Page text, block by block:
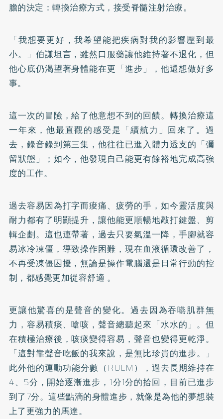
膽的決定：轉換治療方式，接受脊髓注射治療。
「我想要更好，我希望能把疾病對我的影響壓到最
小。」伯謙坦言，雖然口服藥讓他維持著不退化，但
他心底仍渴望著身體能在更「進步」，他還想做好多
事。
這一次的冒險，給了他意想不到的回饋。轉換治療這
一年來，他最直觀的感受是「續航力」回來了。過
去，錄音錄到第三集，他往往已進入體力透支的「彌
留狀態」；如今，他發現自己能更有餘裕地完成高強
度的工作。
過去容易因為打字而痠痛、疲勞的手，如今靈活度與
耐力都有了明顯提升，讓他能更順暢地敲打鍵盤、剪
輯企劃。這也連帶著，過去只要氣溫一降，手腳就容
易冰冷凍僵，導致操作困難，現在血液循環改善了，
不再受凍僵困擾，無論是操作電腦還是日常行動的控
制，都感覺更加從容舒適 。
更讓他驚喜的是聲音的變化。過去因為吞嚥肌群無
力，容易積痰、嗆咳，聲音總聽起來「水水的」。但
在積極治療後，咳痰變得容易，聲音也變得更乾淨。
「這對靠聲音吃飯的我來說，是無比珍貴的進步。」
此外他的運動功能分數（RULM），過去長期維持在
4、5分，開始逐漸進步，1分1分的拾回，目前已進步
到了7分。這些點滴的身體進步，就像是為他的夢想裝
上了更強力的馬達。